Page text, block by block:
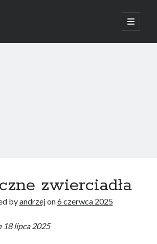
open
primary
zwierciadła
byandrzejon6 czerwca 2025
18 lipca 2025